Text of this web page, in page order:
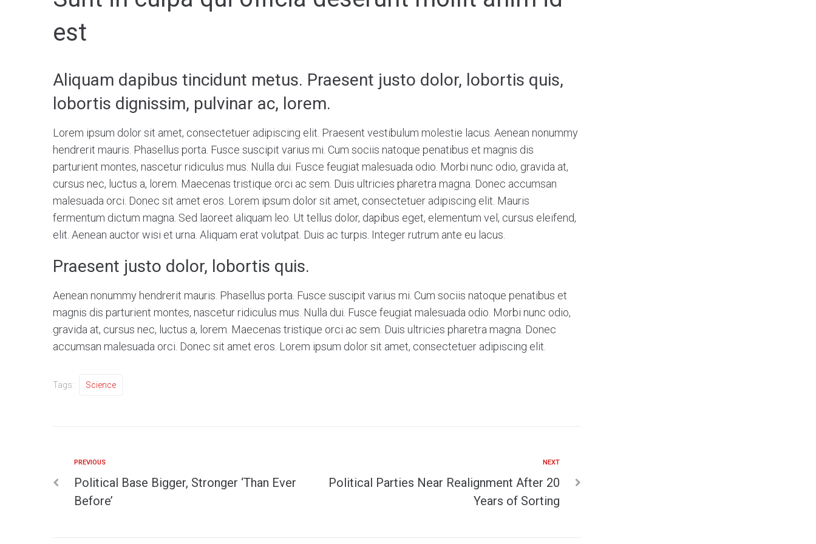
est
Aliquam dapibus tincidunt metus. Praesent justo dolor, lobortis quis,
lobortis dignissim, pulvinar ac, lorem.
Lorem ipsum dolor sit amet, consectetuer adipiscing elit. Praesent vestibulum molestie lacus. Aenean nonummy
hendrerit mauris. Phasellus porta. Fusce suscipit varius mi. Cum sociis natoque penatibus et magnis dis
parturient montes, nascetur ridiculus mus. Nulla dui. Fusce feugiat malesuada odio. Morbi nunc odio, gravida at,
cursus nec, luctus a, lorem. Maecenas tristique orci ac sem. Duis ultricies pharetra magna. Donec accumsan
malesuada orci. Donec sit amet eros. Lorem ipsum dolor sit amet, consectetuer adipiscing elit. Mauris
fermentum dictum magna. Sed laoreet aliquam leo. Ut tellus dolor, dapibus eget, elementum vel, cursus eleifend,
elit. Aenean auctor wisi et urna. Aliquam erat volutpat. Duis ac turpis. Integer rutrum ante eu lacus.
Praesent justo dolor, lobortis quis.
Aenean nonummy hendrerit mauris. Phasellus porta. Fusce suscipit varius mi. Cum sociis natoque penatibus et
magnis dis parturient montes, nascetur ridiculus mus. Nulla dui. Fusce feugiat malesuada odio. Morbi nunc odio,
gravida at, cursus nec, luctus a, lorem. Maecenas tristique orci ac sem. Duis ultricies pharetra magna. Donec
accumsan malesuada orci. Donec sit amet eros. Lorem ipsum dolor sit amet, consectetuer adipiscing elit.
Tags: Science
PREVIOUS
Political Base Bigger, Stronger ‘Than Ever
Before’
NEXT
Political Parties Near Realignment After 20
Years of Sorting